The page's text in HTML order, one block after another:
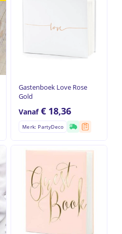
Gastenboek Love Rose
Gold
Vanaf€ 18,36
Merk: PartyDeco